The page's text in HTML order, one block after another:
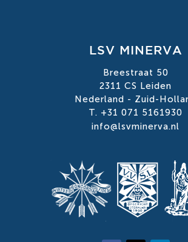
LSV MINERVA
Breestraat 50
2311 CS Leiden
Nederland - Zuid-
T. +31 071 5161930
info@lsvminerva.nl